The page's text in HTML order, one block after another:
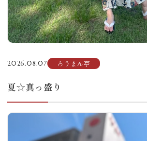
2026.08.07 ろうまん亭
夏☆真っ盛り